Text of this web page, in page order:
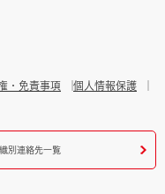
・免責事項
個人情報保護
別連絡先一覧